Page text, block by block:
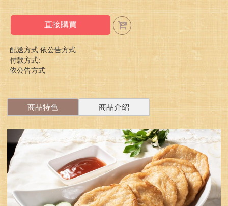
直接購買
配送方式:依公告方式
付款方式:
依公告方式
商品特色 商品介紹